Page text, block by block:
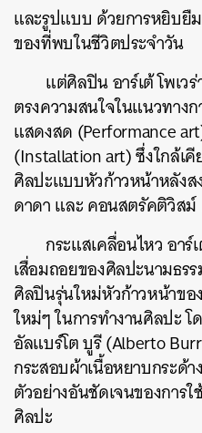
และรูปแบบ ด้วยการหยิบยื
ของที่พบในชีวิตประจำวัน
แต่ศิลปิน อาร์เต้ โพเว
ตรงความสนใจในแนวทาง
แสดงสด (Performance
(Installation art) ซึ่งใกล้เ
ศิลปะแบบหัวก้าวหน้าหลังส
ดาดา และ คอนสตรัคติวิสม์
กระแสเคลื่อนไหว อาร์
เสื่อมถอยของศิลปะนามธร
ศิลปินรุ่นใหม่หัวก้าวหน้าขอ
ใหม่ๆ ในการทำงานศิลปะ
อัลแบร์โต บูรี (Alberto
กระสอบผ้าเนื้อหยาบกระด้
ตัวอย่างอันชัดเจนของการ
ศิลปะ